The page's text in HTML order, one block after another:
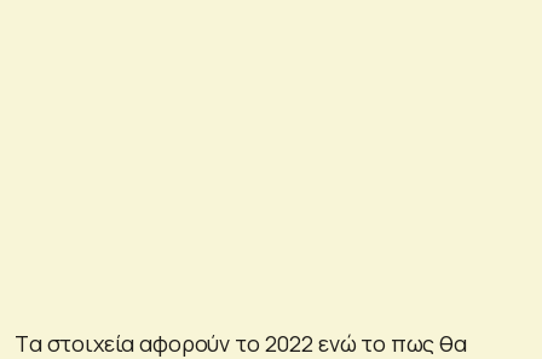
Tα στοιχεία αφορούν το 2022 ενώ το πως θα